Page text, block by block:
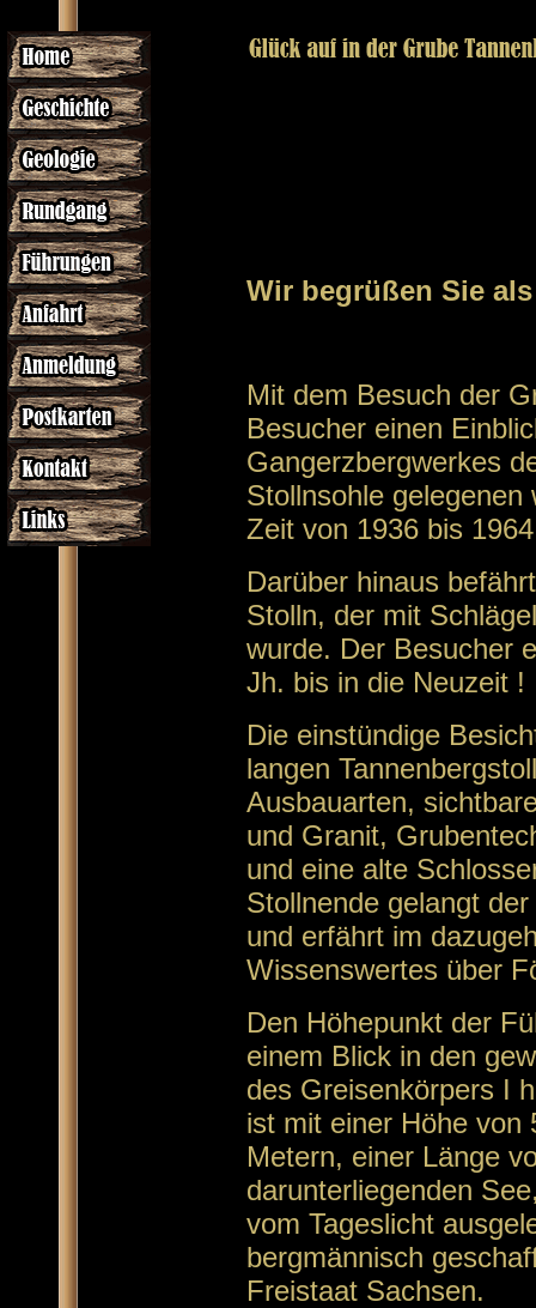
Wir begrüßen Sie
Mit dem Besuch der
Besucher einen
Gangerzbergwerkes
Stollnsohle
Zeit von 1936 bis
Darüber hinaus
Stolln, der mit
wurde. Der Besucher
Jh. bis in die Neuzeit !
Die einstündige
langen
Ausbauarten,
und Granit,
und eine alte
Stollnende gelangt
und erfährt im
Wissenswertes über
Den Höhepunkt der
einem Blick in den
des Greisenkörpers I
ist mit einer Höhe von
Metern, einer Länge
darunterliegenden
vom Tageslicht
bergmännisch
Freistaat Sachsen.